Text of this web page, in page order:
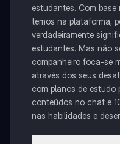
estudantes. Com
temos na plataforma,
verdadeiramente
estudantes. Mas não
companheiro foca-se
através dos seus
com planos de estudo
conteúdos no chat e
nas habilidades e